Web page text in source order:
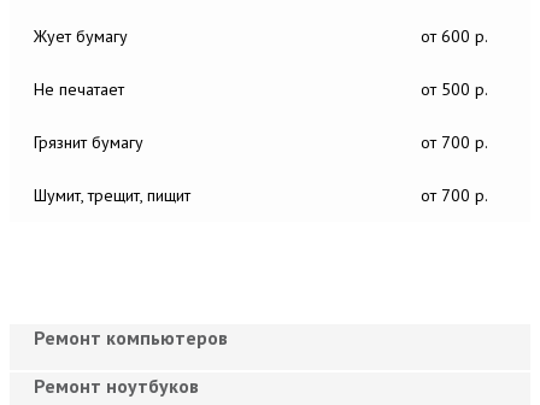
Жует бумагу от 600 р.
Не печатает от 500 р.
Грязнит бумагу от 700 р.
Шумит, трещит, пищит от 700 р.
Ремонт компьютеров
Ремонт ноутбуков